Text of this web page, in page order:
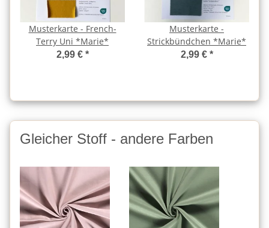
Musterkarte - French-
Terry Uni *Marie*
2,99 € *
Musterkarte -
Strickbündchen *Marie*
2,99 € *
Gleicher Stoff - andere Farben